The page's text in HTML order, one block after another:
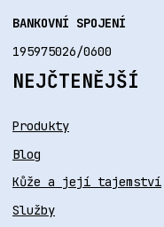
BANKOVNÍ SPOJENÍ
195975026/0600
NEJČTENĚJŠÍ
Produkty
Blog
Kůže a její tajemství
Služby